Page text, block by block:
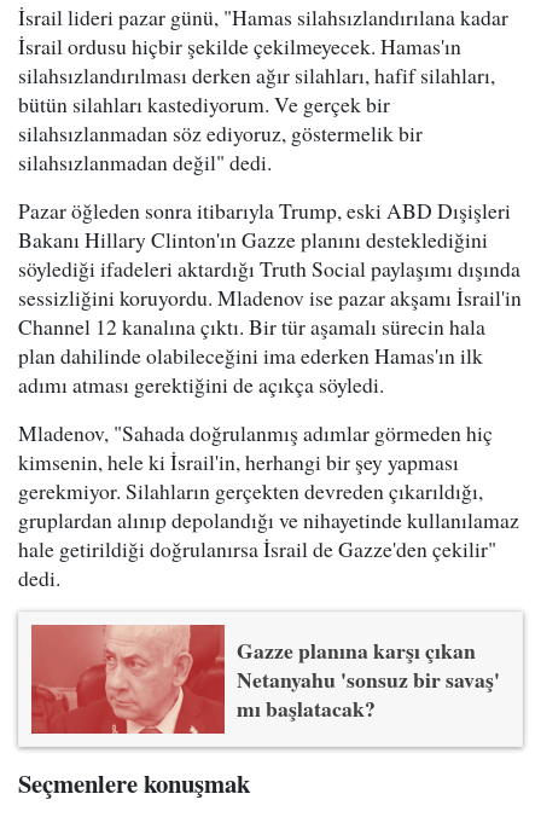
İsrail lideri pazar günü, "Hamas silahsızlandırılana kadar
İsrail ordusu hiçbir şekilde çekilmeyecek. Hamas'ın
silahsızlandırılması derken ağır silahları, hafif silahları,
bütün silahları kastediyorum. Ve gerçek bir
silahsızlanmadan söz ediyoruz, göstermelik bir
silahsızlanmadan değil" dedi.
Pazar öğleden sonra itibarıyla Trump, eski ABD Dışişleri
Bakanı Hillary Clinton'ın Gazze planını desteklediğini
söylediği ifadeleri aktardığı Truth Social paylaşımı dışında
sessizliğini koruyordu. Mladenov ise pazar akşamı İsrail'in
Channel 12 kanalına çıktı. Bir tür aşamalı sürecin hala
plan dahilinde olabileceğini ima ederken Hamas'ın ilk
adımı atması gerektiğini de açıkça söyledi.
Mladenov, "Sahada doğrulanmış adımlar görmeden hiç
kimsenin, hele ki İsrail'in, herhangi bir şey yapması
gerekmiyor. Silahların gerçekten devreden çıkarıldığı,
gruplardan alınıp depolandığı ve nihayetinde kullanılamaz
hale getirildiği doğrulanırsa İsrail de Gazze'den çekilir"
dedi.
Gazze planına karşı çıkan
Netanyahu 'sonsuz bir savaş'
mı başlatacak?
Seçmenlere konuşmak